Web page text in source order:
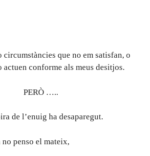
circumstàncies que no em satisfan, o
actuen conforme als meus desitjos.
PERÒ …..
de l’enuig ha desaparegut.
no penso el mateix,